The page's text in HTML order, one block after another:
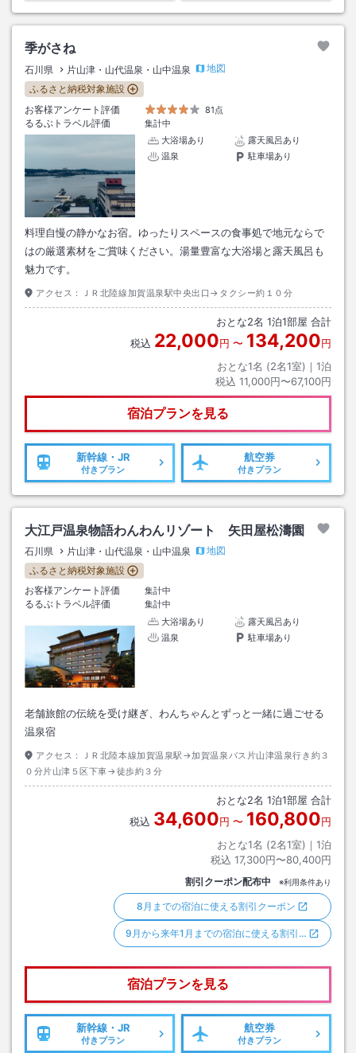
季がさね
石川県 片山津・山代温泉・山中温泉
地図
ふるさと納税対象施設
お客様アンケート評価
81点
るるぶトラベル評価
集計中
大浴場あり
露天風呂あり
温泉
駐車場あり
料理自慢の静かなお宿。ゆったりスペースの食事処で地元ならで
はの厳選素材をご賞味ください。湯量豊富な大浴場と露天風呂も
魅力です。
アクセス： ＪＲ北陸線加賀温泉駅中央出口→タクシー約１０分
おとな2名 1泊1部屋 合計
税込 22,000円 〜 134,200円
おとな1名 (2名1室)｜ 1泊
税込 11,000円〜67,100円
宿泊プランを見る
新幹線・JR
付きプラン
航空券
付きプラン
大江戸温泉物語わんわんリゾート 矢田屋松濤園
石川県 片山津・山代温泉・山中温泉
地図
ふるさと納税対象施設
お客様アンケート評価
集計中
るるぶトラベル評価
集計中
大浴場あり
露天風呂あり
温泉
駐車場あり
老舗旅館の伝統を受け継ぎ、わんちゃんとずっと一緒に過ごせる
温泉宿
アクセス：
ＪＲ北陸本線加賀温泉駅→加賀温泉バス片山津温泉行き約３
０分片山津５区下車→徒歩約３分
おとな2名 1泊1部屋 合計
税込 34,600円 〜 160,800円
おとな1名 (2名1室)｜ 1泊
税込 17,300円〜80,400円
割引クーポン配布中 ※利用条件あり
8月までの宿泊に使える割引クーポン
9月から来年1月までの宿泊に使える割引…
宿泊プランを見る
新幹線・JR
付きプラン
航空券
付きプラン